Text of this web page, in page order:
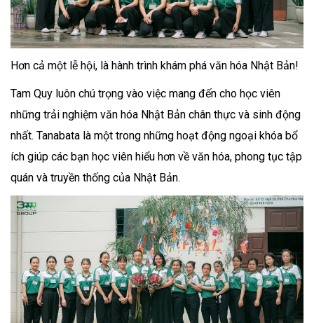
Hơn cả một lễ hội, là hành trình khám phá văn hóa Nhật Bản!
Tam Quy luôn chú trọng vào việc mang đến cho học viên
những trải nghiệm văn hóa Nhật Bản chân thực và sinh động
nhất. Tanabata là một trong những hoạt động ngoại khóa bổ
ích giúp các bạn học viên hiểu hơn về văn hóa, phong tục tập
quán và truyền thống của Nhật Bản.